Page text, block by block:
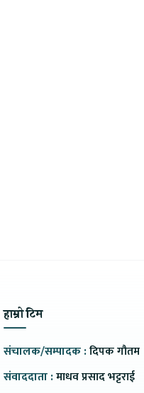
हाम्रो टिम
संचालक/सम्पादक :दिपक गौतम
संवाददाता :माधव प्रसाद भट्टराई